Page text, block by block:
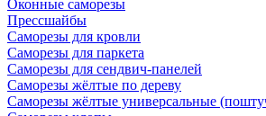
Оконные саморезы
Прессшайбы
Саморезы для кровли
Саморезы для паркета
Саморезы для сендвич-панелей
Саморезы жёлтые по дереву
Саморезы жёлтые универсальные